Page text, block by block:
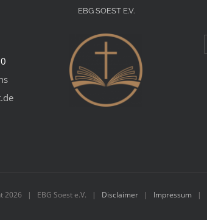
EBG SOEST E.V.
2026 | EBG Soest e.V. | Disclaimer | Impressum |